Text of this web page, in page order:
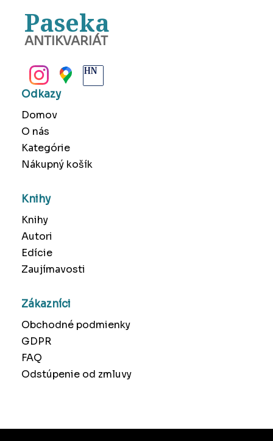
Paseka
ANTIKVARIÁT
Odkazy
Domov
O nás
Kategórie
Nákupný košík
Knihy
Knihy
Autori
Edície
Zaujímavosti
Zákazníci
Obchodné podmienky
GDPR
FAQ
Odstúpenie od zmluvy